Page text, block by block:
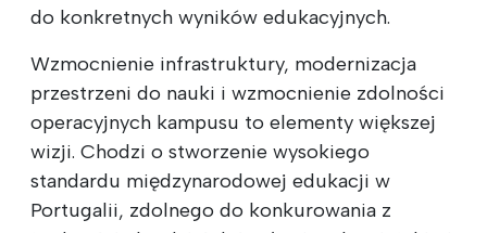
do konkretnych wyników edukacyjnych.
Wzmocnienie infrastruktury, modernizacja
przestrzeni do nauki i wzmocnienie zdolności
operacyjnych kampusu to elementy większej
wizji. Chodzi o stworzenie wysokiego
standardu międzynarodowej edukacji w
Portugalii, zdolnego do konkurowania z